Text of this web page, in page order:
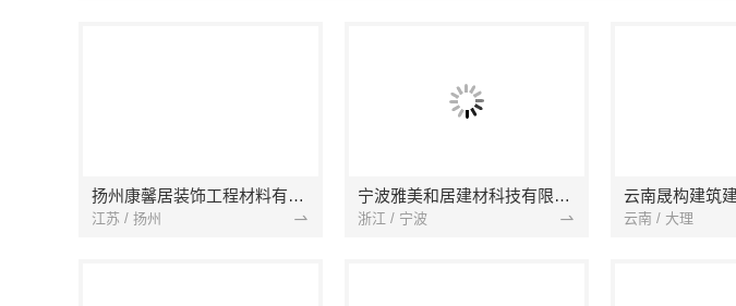
扬州康馨居装饰工程材料有限公司
江苏 / 扬州
宁波雅美和居建材科技有限公司
浙江 / 宁波
云南晟构建筑
云南 / 大理